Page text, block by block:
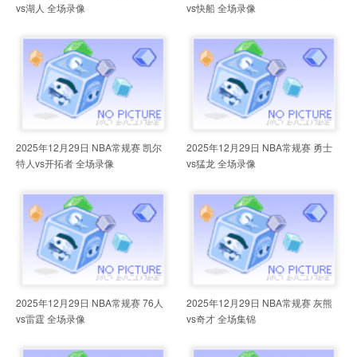
vs湖人 全场录像
vs快船 全场录像
2025年12月29日 NBA常规赛 凯尔
特人vs开拓者 全场录像
2025年12月29日 NBA常规赛 勇士
vs猛龙 全场录像
2025年12月29日 NBA常规赛 76人
vs雷霆 全场录像
2025年12月29日 NBA常规赛 灰熊
vs奇才 全场集锦